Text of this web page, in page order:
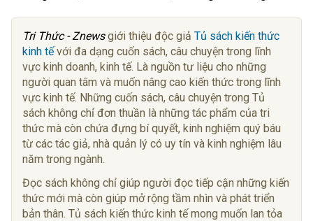
Tri Thức - Znewsgiới thiệu độc giảTủ sách kiến thức
kinh tếvới đa dạng cuốn sách, câu chuyện trong lĩnh
vực kinh doanh, kinh tế. Là nguồn tư liệu cho những
người quan tâm và muốn nâng cao kiến thức trong lĩnh
vực kinh tế. Những cuốn sách, câu chuyện trong Tủ
sách không chỉ đơn thuần là những tác phẩm của tri
thức mà còn chứa đựng bí quyết, kinh nghiệm quý báu
từ các tác giả, nhà quản lý có uy tín và kinh nghiệm lâu
năm trong ngành.
Đọc sách không chỉ giúp người đọc tiếp cận những kiến
thức mới mà còn giúp mở rộng tầm nhìn và phát triển
bản thân. Tủ sách kiến thức kinh tế mong muốn lan tỏa